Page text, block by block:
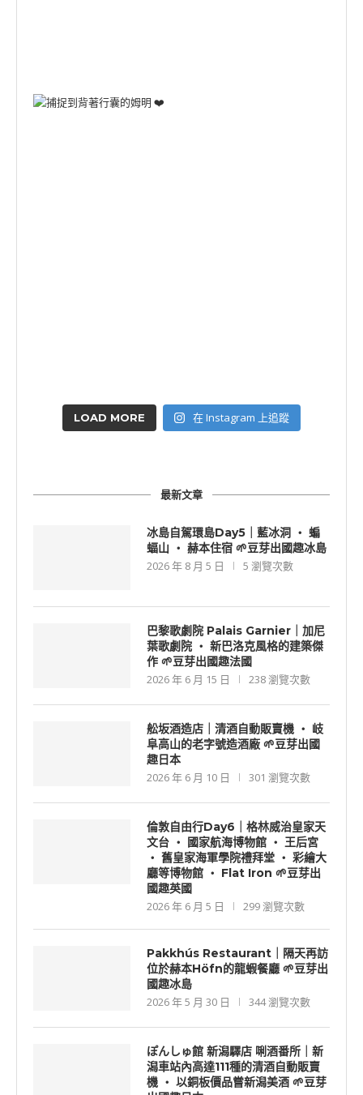
LOAD MORE 在 Instagram 上追蹤
最新文章
冰島自駕環島Day5｜藍冰洞 ‧ 蝙
蝠山 ‧ 赫本住宿 🌱豆芽出國趣冰島
2026 年 8 月 5 日
5 瀏覽次數
巴黎歌劇院 Palais Garnier｜加尼
葉歌劇院 ‧ 新巴洛克風格的建築傑
作 🌱豆芽出國趣法國
2026 年 6 月 15 日
238 瀏覽次數
舩坂酒造店｜清酒自動販賣機 ‧ 岐
阜高山的老字號造酒廠 🌱豆芽出國
趣日本
2026 年 6 月 10 日
301 瀏覽次數
倫敦自由行Day6｜格林威治皇家天
文台 ‧ 國家航海博物館 ‧ 王后宮
‧ 舊皇家海軍學院禮拜堂 ‧ 彩繪大
廳等博物館 ‧ Flat Iron 🌱豆芽出
國趣英國
2026 年 6 月 5 日
299 瀏覽次數
Pakkhús Restaurant｜隔天再訪
位於赫本Höfn的龍蝦餐廳 🌱豆芽出
國趣冰島
2026 年 5 月 30 日
344 瀏覽次數
ぽんしゅ館 新潟驛店 唎酒番所｜新
潟車站內高達111種的清酒自動販賣
機 ‧ 以銅板價品嘗新潟美酒 🌱豆芽